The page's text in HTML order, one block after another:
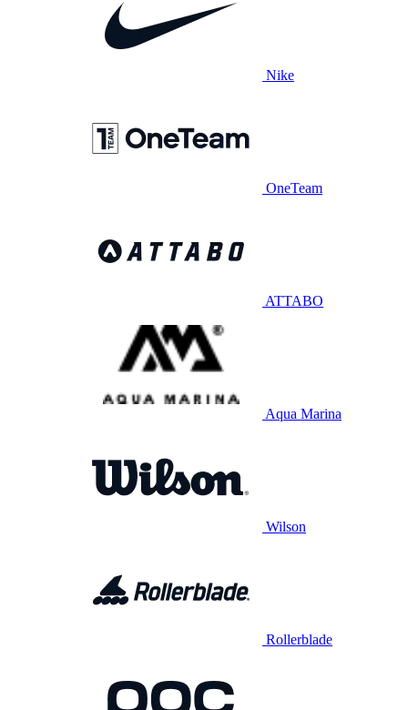
Nike
OneTeam
ATTABO
Aqua Marina
Wilson
Rollerblade